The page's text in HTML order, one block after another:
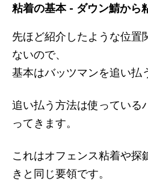
粘着の基本 - ダウン鯖から
先ほど紹介したような位置
ないので、
基本はバッツマンを追い払
追い払う方法は使っている
ってきます。
これはオフェンス粘着や探
きと同じ要領です。